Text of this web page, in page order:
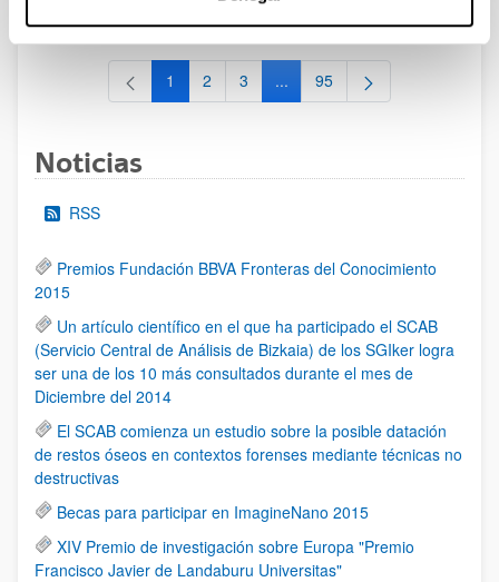
al 30/07/2026 (ambos incluídos)
Página
1 Página
2 Página
3 ...Páginas intermedias Use TAB
Página
95
Noticias
RSS
Premios Fundación BBVA Fronteras del Conocimiento
2015
Un artículo científico en el que ha participado el SCAB
(Servicio Central de Análisis de Bizkaia) de los SGIker logra
ser una de los 10 más consultados durante el mes de
Diciembre del 2014
El SCAB comienza un estudio sobre la posible datación
de restos óseos en contextos forenses mediante técnicas no
destructivas
Becas para participar en ImagineNano 2015
XIV Premio de investigación sobre Europa "Premio
Francisco Javier de Landaburu Universitas"